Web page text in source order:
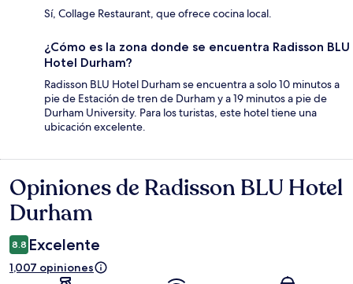
Sí, Collage Restaurant, que ofrece cocina local.
¿Cómo es la zona donde se encuentra Radisson BLU
Hotel Durham?
Radisson BLU Hotel Durham se encuentra a solo 10 minutos a
pie de Estación de tren de Durham y a 19 minutos a pie de
Durham University. Para los turistas, este hotel tiene una
ubicación excelente.
Opiniones
Opiniones de Radisson BLU Hotel
Durham
8.8 Excelente
1,007 opiniones